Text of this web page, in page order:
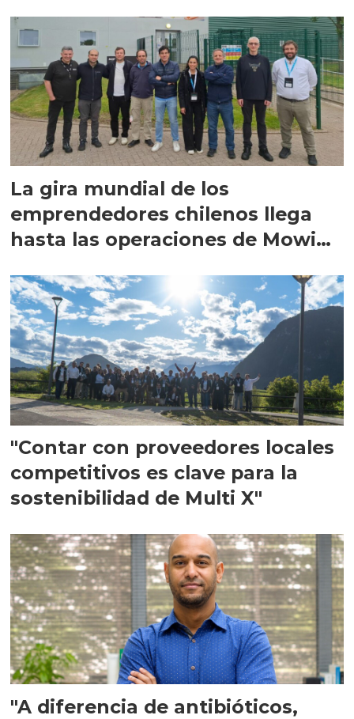
La gira mundial de los
emprendedores chilenos llega
hasta las operaciones de Mowi
"Contar con proveedores locales
competitivos es clave para la
sostenibilidad de Multi X"
"A diferencia de antibióticos,